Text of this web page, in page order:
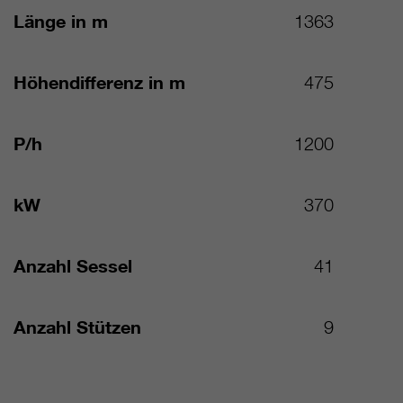
Länge in m 1363
Höhendifferenz in m 475
P/h 1200
kW 370
Anzahl Sessel 41
Anzahl Stützen 9